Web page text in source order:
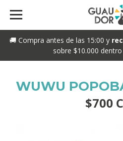
🚚 Compra antes de las 15:00 y
sobre $10.000
WUWU
$700